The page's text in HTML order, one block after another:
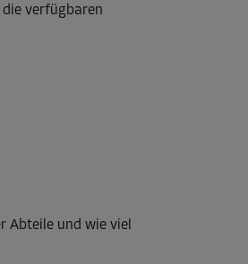
verfügbaren
Abteile und wie viel